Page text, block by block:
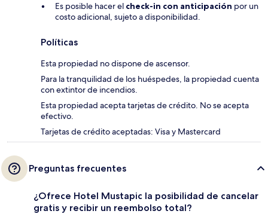
Es posible hacer el check-in con anticipación por un
costo adicional, sujeto a disponibilidad.
Políticas
Esta propiedad no dispone de ascensor.
Para la tranquilidad de los huéspedes, la propiedad cuenta
con extintor de incendios.
Esta propiedad acepta tarjetas de crédito. No se acepta
efectivo.
Tarjetas de crédito aceptadas: Visa y Mastercard
Preguntas frecuentes
¿Ofrece Hotel Mustapic la posibilidad de cancelar
gratis y recibir un reembolso total?